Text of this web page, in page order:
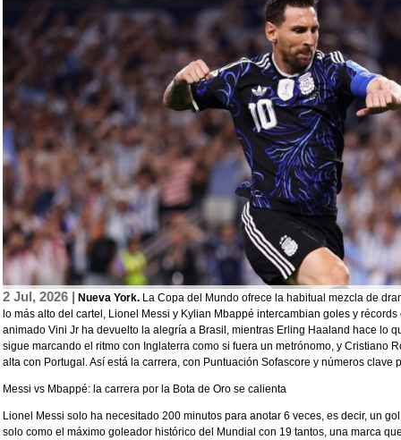
2 Jul, 2026 | Nueva York. La Copa del Mundo ofrece la habitual mezcla de
lo más alto del cartel, Lionel Messi y Kylian Mbappé intercambian goles y
animado Vini Jr ha devuelto la alegría a Brasil, mientras Erling Haaland hace lo
sigue marcando el ritmo con Inglaterra como si fuera un metrónomo, y Cristiano
alta con Portugal. Así está la carrera, con Puntuación Sofascore y números clave
Messi vs Mbappé: la carrera por la Bota de Oro se calienta
Lionel Messi solo ha necesitado 200 minutos para anotar 6 veces, es decir, un
solo como el máximo goleador histórico del Mundial con 19 tantos, una marca